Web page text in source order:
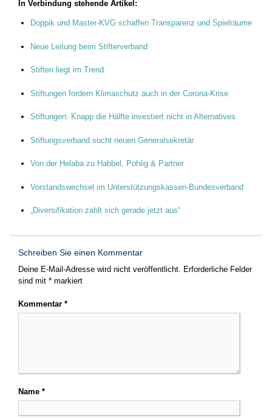
In Verbindung stehende Artikel:
Doppik und Master-KVG schaffen Transparenz und Spielräume
Neue Leitung beim Stifterverband
Stiften liegt im Trend
Stiftungen fordern Klimaschutz auch in der Corona-Krise
Stiftungen: Knapp die Hälfte investiert nicht in Alternatives
Stiftungsverband sucht neuen Generalsekretär
Von der Helaba zu Habbel, Pohlig & Partner
Vorstandswechsel im Unterstützungskassen-Bundesverband
„Diversifikation zahlt sich gerade jetzt aus“
Schreiben Sie einen Kommentar
Deine E-Mail-Adresse wird nicht veröffentlicht. Erforderliche Felder
sind mit * markiert
Kommentar *
Name *